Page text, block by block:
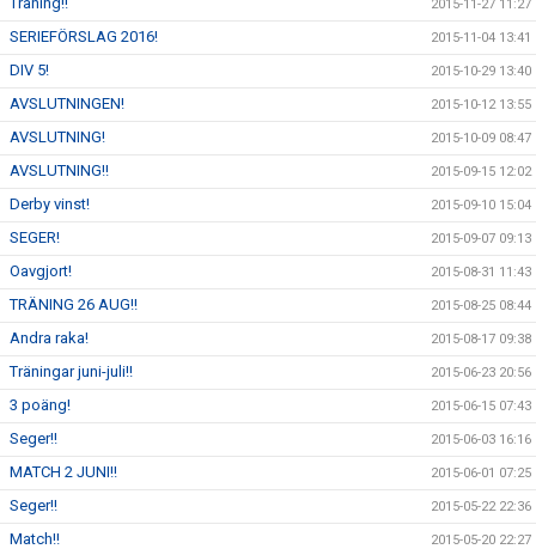
2015-11-27 11:27
SERIEFÖRSLAG 2016! 2015-11-04 13:41
DIV 5! 2015-10-29 13:40
AVSLUTNINGEN! 2015-10-12 13:55
AVSLUTNING! 2015-10-09 08:47
AVSLUTNING!! 2015-09-15 12:02
Derby vinst! 2015-09-10 15:04
SEGER! 2015-09-07 09:13
Oavgjort! 2015-08-31 11:43
TRÄNING 26 AUG!! 2015-08-25 08:44
Andra raka! 2015-08-17 09:38
Träningar juni-juli!! 2015-06-23 20:56
3 poäng! 2015-06-15 07:43
Seger!! 2015-06-03 16:16
MATCH 2 JUNI!! 2015-06-01 07:25
Seger!! 2015-05-22 22:36
Match!! 2015-05-20 22:27